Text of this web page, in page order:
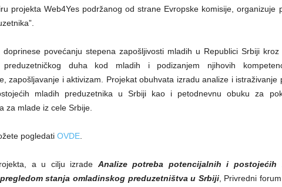
projekta Web4Yes podržanog od strane Evropske komisije, organizuje
doprinese povećanju stepena zapošlјivosti mladih u Republici Srbiji kroz
preduzetničkog duha kod mladih i podizanjem njihovih
zapošlјavanje i aktivizam. Projekat obuhvata izradu analize i istraživanje
mladih preduzetnika u Srbiji kao i petodnevnu obuku za
za mlade iz cele Srbije.
pogledati OVDE.
a u cilju izrade Analize potreba potencijalnih i postojećih
stanja omladinskog preduzetništva u Srbiji, Privredni